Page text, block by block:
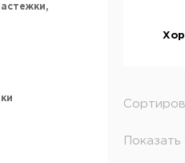
палаток
Показать